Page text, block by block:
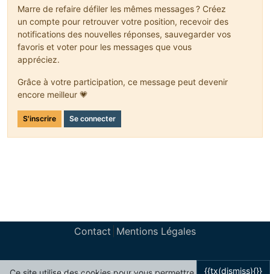
Marre de refaire défiler les mêmes messages ? Créez
un compte pour retrouver votre position, recevoir des
notifications des nouvelles réponses, sauvegarder vos
favoris et voter pour les messages que vous
appréciez.
Grâce à votre participation, ce message peut devenir
encore meilleur 💗
S'inscrire Se connecter
Contact Mentions Légales
{{tx(dismiss){}}